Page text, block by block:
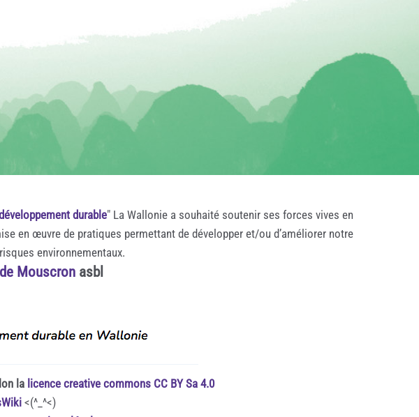
durable" La Wallonie a souhaité soutenir ses forces vives en
en œuvre de pratiques permettant de développer et/ou d’améliorer notre
environnementaux.
Mouscronasbl
la licence creative commons CC BY Sa 4.0
<(^_^<)